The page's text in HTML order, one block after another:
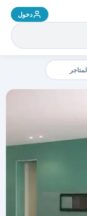
دخول